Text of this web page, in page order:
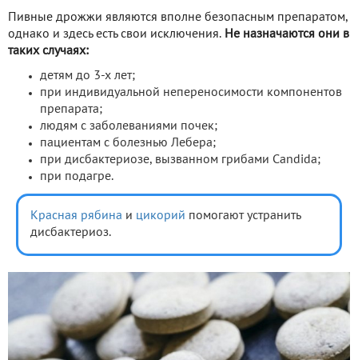
Пивные дрожжи являются вполне безопасным препаратом,
однако и здесь есть свои исключения. Не назначаются они в
таких случаях:
детям до 3-х лет;
при индивидуальной непереносимости компонентов
препарата;
людям с заболеваниями почек;
пациентам с болезнью Лебера;
при дисбактериозе, вызванном грибами Candida;
при подагре.
Красная рябина и цикорий помогают устранить
дисбактериоз.